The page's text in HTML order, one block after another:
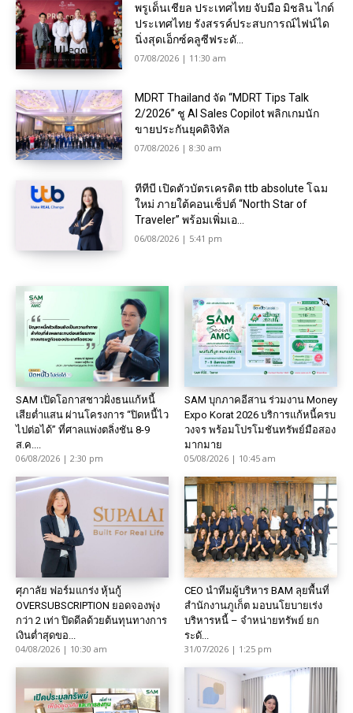
พรูเด็นเชียล ประเทศไทย จับมือ มิชลิน ไกด์
ประเทศไทย รังสรรค์ประสบการณ์ไฟน์ได
นิ่งสุดเอ็กซ์คลูซีฟระดั...
07/08/2026 | 11:30 am
MDRT Thailand จัด “MDRT Tips Talk
2/2026” ชู AI Sales Copilot พลิกเกมนัก
ขายประกันยุคดิจิทัล
07/08/2026 | 8:30 am
ทีทีบี เปิดตัวบัตรเครดิต ttb absolute โฉม
ใหม่ ภายใต้คอนเซ็ปต์ “North Star of
Traveler” พร้อมเพิ่มเอ...
06/08/2026 | 5:41 pm
SAM เปิดโอกาสชาวฝั่งธนแก้หนี้
เสียต่ำแสน ผ่านโครงการ “ปิดหนี้ไว
ไปต่อได้” ที่ศาลแพ่งตลิ่งชัน 8-9
ส.ค....
06/08/2026 | 2:30 pm
SAM บุกภาคอีสาน ร่วมงาน Money
Expo Korat 2026 บริการแก้หนี้ครบ
วงจร พร้อมโปรโมชันทรัพย์มือสอง
มากมาย
05/08/2026 | 10:45 am
ศุภาลัย ฟอร์มแกร่ง หุ้นกู้
OVERSUBSCRIPTION ยอดจองพุ่ง
กว่า 2 เท่า ปิดดีลด้วยต้นทุนทางการ
เงินต่ำสุดขอ...
04/08/2026 | 10:30 am
CEO นำทีมผู้บริหาร BAM ลุยพื้นที่
สำนักงานภูเก็ต มอบนโยบายเร่ง
บริหารหนี้ – จำหน่ายทรัพย์ ยก
ระดั...
31/07/2026 | 1:25 pm